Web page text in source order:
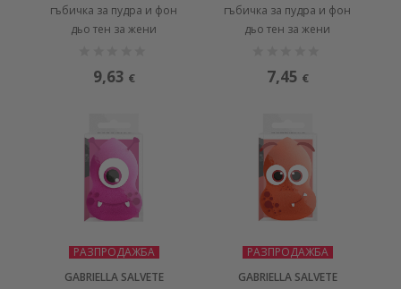
гъбичка за пудра и фон
дьо тен за жени
9,63 €
гъбичка за пудра и фон
дьо тен за жени
7,45 €
РАЗПРОДАЖБА
GABRIELLA SALVETE
РАЗПРОДАЖБА
GABRIELLA SALVETE